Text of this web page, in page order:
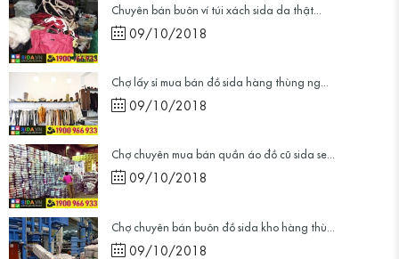
Chuyên bán buôn ví túi xách sida da thật...
09/10/2018
Chợ lấy sỉ mua bán đồ sida hàng thùng ng...
09/10/2018
Chợ chuyên mua bán quần áo đồ cũ sida se...
09/10/2018
Chợ chuyên bán buôn đồ sida kho hàng thù...
09/10/2018